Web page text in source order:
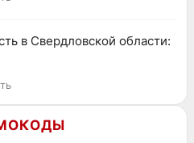
в Свердловской области: